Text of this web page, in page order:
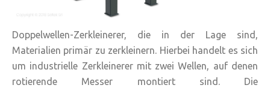
Doppelwellen-Zerkleinerer, die in der Lage sind,
Materialien primär zu zerkleinern. Hierbei handelt es sich
um industrielle Zerkleinerer mit zwei Wellen, auf denen
rotierende Messer montiert sind. Die